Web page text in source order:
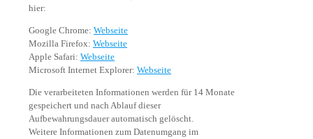
hier:
Google Chrome: Webseite
Mozilla Firefox: Webseite
Apple Safari: Webseite
Microsoft Internet Explorer: Webseite
Die verarbeiteten Informationen werden für 14 Monate
gespeichert und nach Ablauf dieser
Aufbewahrungsdauer automatisch gelöscht.
Weitere Informationen zum Datenumgang im